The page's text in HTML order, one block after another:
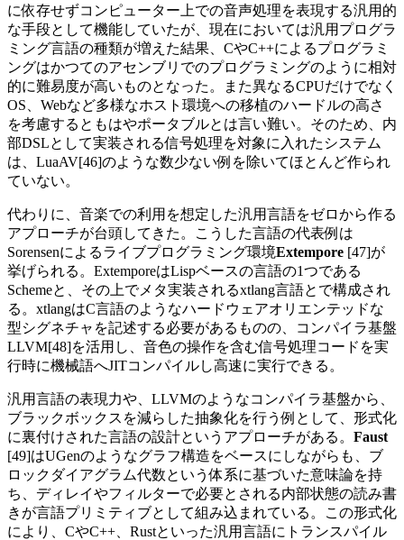
に依存せずコンピューター上での音声処理を表現する汎用的
な手段として機能していたが、現在においては汎用プログラ
ミング言語の種類が増えた結果、CやC++によるプログラミ
ングはかつてのアセンブリでのプログラミングのように相対
的に難易度が高いものとなった。また異なるCPUだけでなく
OS、Webなど多様なホスト環境への移植のハードルの高さ
を考慮するともはやポータブルとは言い難い。そのため、内
部DSLとして実装される信号処理を対象に入れたシステム
は、LuaAV[46]のような数少ない例を除いてほとんど作られ
ていない。
代わりに、音楽での利用を想定した汎用言語をゼロから作る
アプローチが台頭してきた。こうした言語の代表例は
Sorensenによるライブプログラミング環境Extempore [47]が
挙げられる。ExtemporeはLispベースの言語の1つである
Schemeと、その上でメタ実装されるxtlang言語とで構成され
る。xtlangはC言語のようなハードウェアオリエンテッドな
型シグネチャを記述する必要があるものの、コンパイラ基盤
LLVM[48]を活用し、音色の操作を含む信号処理コードを実
行時に機械語へJITコンパイルし高速に実行できる。
汎用言語の表現力や、LLVMのようなコンパイラ基盤から、
ブラックボックスを減らした抽象化を行う例として、形式化
に裏付けされた言語の設計というアプローチがある。 Faust
[49]はUGenのようなグラフ構造をベースにしながらも、ブ
ロックダイアグラム代数という体系に基づいた意味論を持
ち、ディレイやフィルターで必要とされる内部状態の読み書
きが言語プリミティブとして組み込まれている。この形式化
により、CやC++、Rustといった汎用言語にトランスパイル